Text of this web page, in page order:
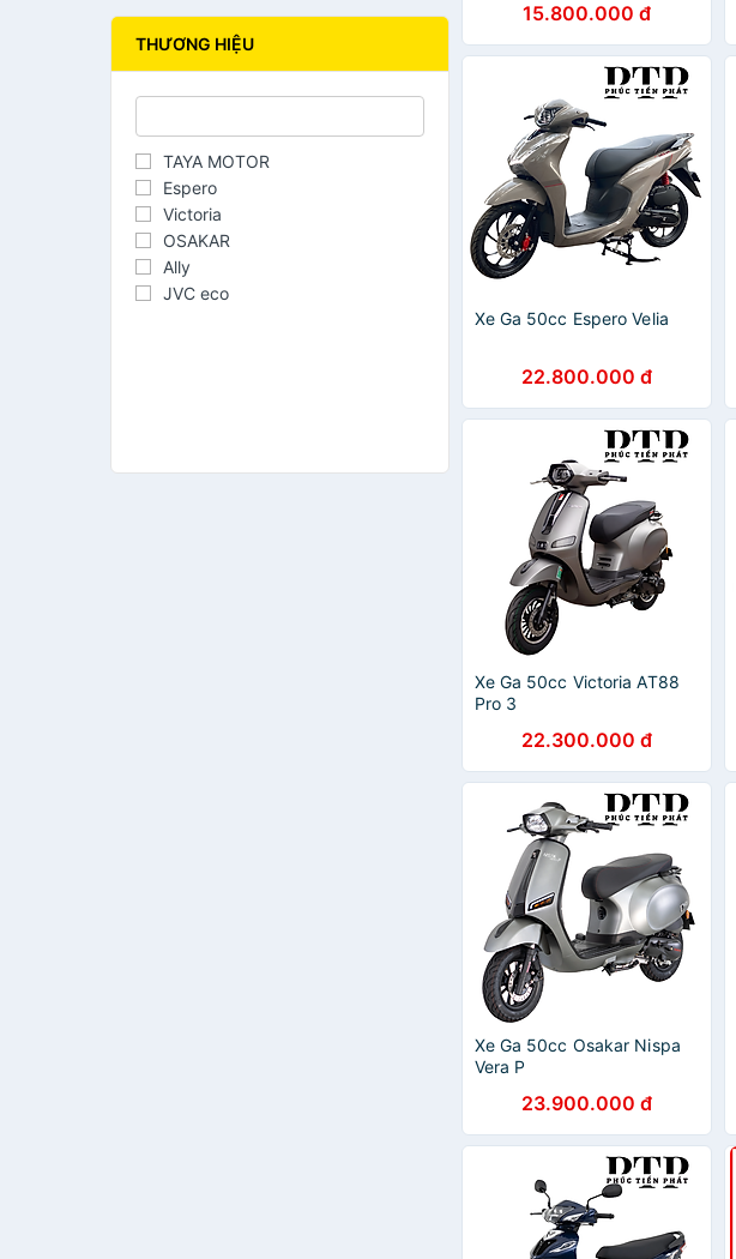
THƯƠNG HIỆU
TAYA MOTOR
Espero
Victoria
OSAKAR
Ally
JVC eco
15.800.000 đ
Xe Ga 50cc Espero Velia
22.800.000 đ
Xe Ga 50cc Victoria AT88
Pro 3
22.300.000 đ
Xe Ga 50cc Osakar Nispa
Vera P
23.900.000 đ